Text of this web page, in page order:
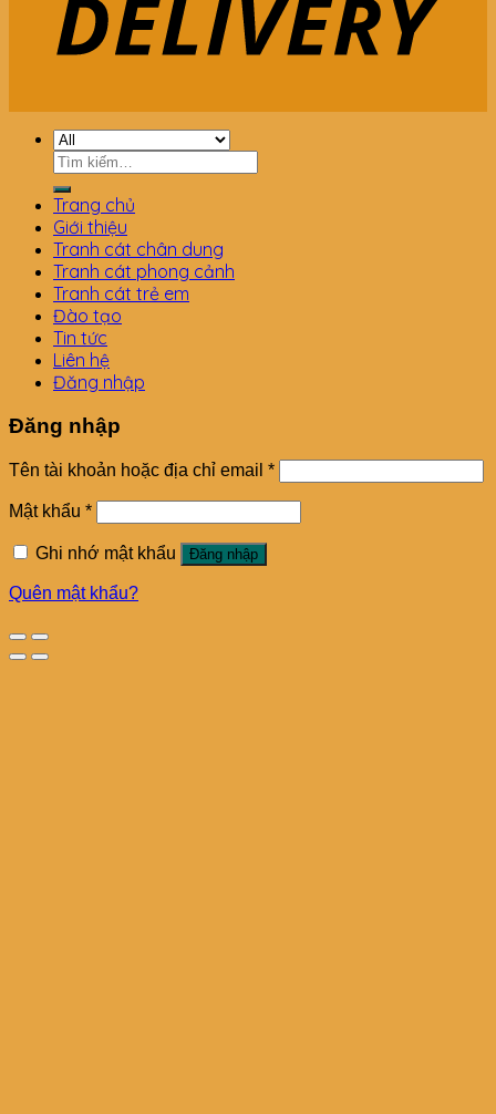
Tìm
kiếm:
Trang chủ
Giới thiệu
Tranh cát chân dung
Tranh cát phong cảnh
Tranh cát trẻ em
Đào tạo
Tin tức
Liên hệ
Đăng nhập
Đăng nhập
Tên tài khoản hoặc địa chỉ email *
Mật khẩu *
Ghi nhớ mật khẩu Đăng nhập
Quên mật khẩu?